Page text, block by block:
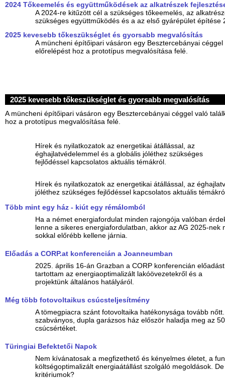
2024 Tőkeemelés és együttműködések az alkatrészek
A 2024-re kitűzött cél a szükséges tőkeemelés, az
szükséges együttműködés és a az első gyárépület építése
2025 kevesebb tőkeszükséglet és gyorsabb megvalósítás
A müncheni építőipari vásáron egy Besztercebányai
előrelépést hoz a prototípus megvalósítása felé.
2025 kevesebb tőkeszükséglet és gyorsabb megvalósítás
A müncheni építőipari vásáron egy Besztercebányai céggel való
hoz a prototípus megvalósítása felé.
Hírek és nyilatkozatok az energetikai átállással, az
éghajlatvédelemmel és a globális jóléthez szükséges
fejlődéssel kapcsolatos aktuális témákról.
Hírek és nyilatkozatok az energetikai átállással, az
jóléthez szükséges fejlődéssel kapcsolatos aktuális
Több mint egy ház - kiút egy rémálomból
Ha a német energiafordulat minden rajongója valóban
lenne a sikeres energiafordulatban, akkor az AG 2025-nek
sokkal előrébb kellene járnia.
Előadás a CORP.at konferencián a Joanneumban
2025. április 16-án Grazban a CORP konferencián előadást
tartottam az energiaoptimalizált lakóövezetekről és a
projektünk általános hatályáról.
Még több fotovoltaikus csúcsteljesítmény
A tömegpiacra szánt fotovoltaika hatékonysága tovább
szabványos, dupla garázsos ház először haladja meg az
csúcsértéket.
Türingiai Befektetői Napok
Nem kívánatosak a megfizethető és kényelmes életet, a
költségoptimalizált energiaátállást szolgáló megoldások.
kritériumok?